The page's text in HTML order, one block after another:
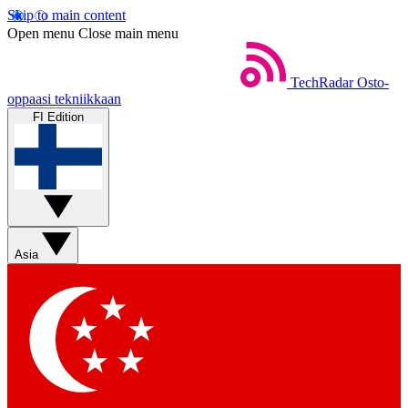
Skip to main content
Open menu Close main menu
TechRadar Osto-
oppaasi tekniikkaan
FI Edition
Asia